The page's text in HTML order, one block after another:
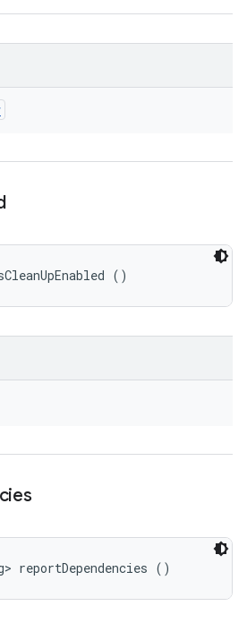
()
reportDependencies ()